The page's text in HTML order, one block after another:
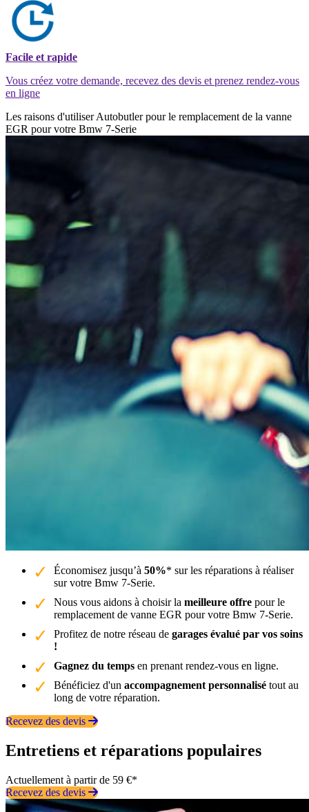
Facile et rapide
Vous créez votre demande, recevez des devis et prenez rendez-vous
en ligne
Les raisons d'utiliser Autobutler pour le remplacement de la vanne
EGR pour votre Bmw 7-Serie
Économisez jusqu’à 50%* sur les réparations à réaliser
sur votre Bmw 7-Serie.
Nous vous aidons à choisir la meilleure offre pour le
remplacement de vanne EGR pour votre Bmw 7-Serie.
Profitez de notre réseau de garages évalué par vos soins
!
Gagnez du temps en prenant rendez-vous en ligne.
Bénéficiez d'un accompagnement personnalisé tout au
long de votre réparation.
Recevez des devis
Entretiens et réparations populaires
Actuellement à partir de 59 €*
Recevez des devis